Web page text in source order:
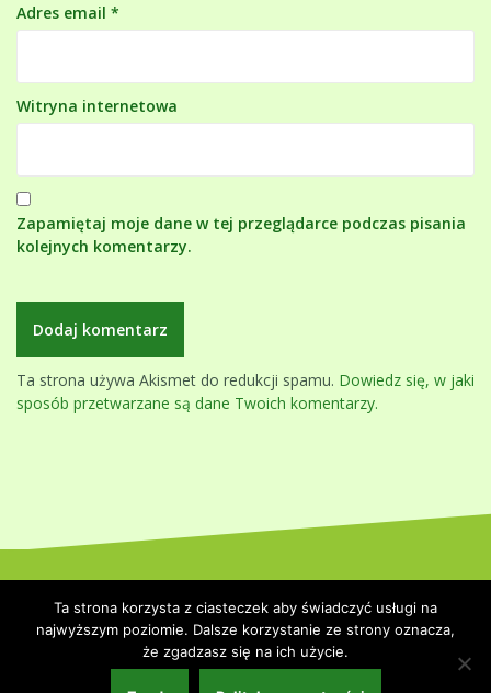
Adres email *
Witryna internetowa
Zapamiętaj moje dane w tej przeglądarce podczas pisania
kolejnych komentarzy.
Ta strona używa Akismet do redukcji spamu. Dowiedz się, w jaki
sposób przetwarzane są dane Twoich komentarzy.
Themeisle.
Strona główna
Polityka prywatności
Ta strona korzysta z ciasteczek aby świadczyć usługi na
najwyższym poziomie. Dalsze korzystanie ze strony oznacza,
że zgadzasz się na ich użycie.